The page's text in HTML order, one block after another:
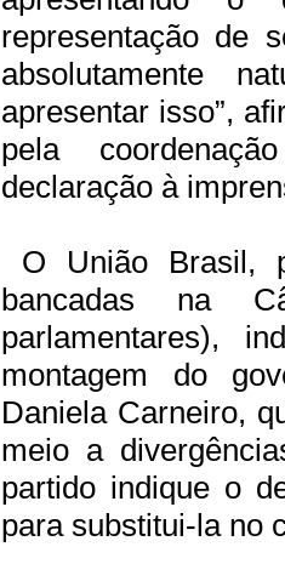
representação de
absolutamente
apresentar isso”,
pela
declaração à
O União Brasil,
bancadas na
parlamentares),
montagem do
Daniela Carneiro,
meio a
partido indique o
para substitui-la no